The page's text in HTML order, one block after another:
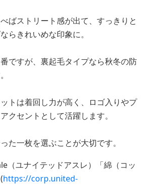
ばストリート感が出て、すっきりと
らきれいめな印象に。
ですが、裏起毛タイプなら秋冬の防
トは着回し力が高く、ロゴ入りやプ
クセントとして活躍します。
た一枚を選ぶことが大切です。
（ユナイテッドアスレ）「綿（コッ
https://corp.united-